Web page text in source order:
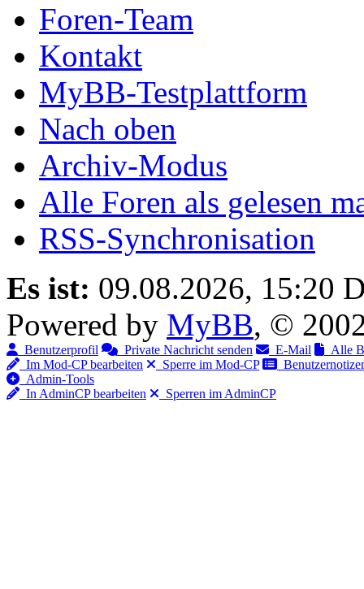
Foren-Team
Kontakt
MyBB-Testplattform
Nach oben
Archiv-Modus
Alle Foren als gelesen
RSS-Synchronisation
Es ist: 09.08.2026, 15:20
Powered by MyBB, ©
Benutzerprofil Private Nachricht senden E-Mail
Alle
Im Mod-CP bearbeiten
Sperre im Mod-CP
Admin-Tools
In AdminCP bearbeiten
Sperren im AdminCP